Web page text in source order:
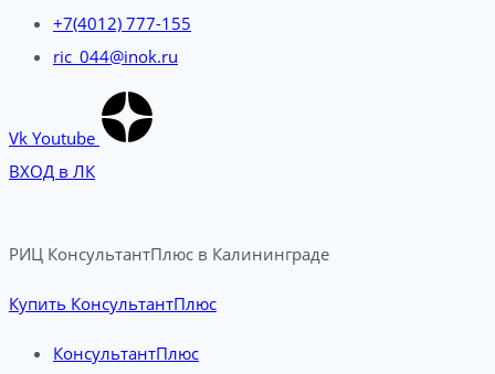
+7(4012) 777-155
ric_044@inok.ru
Vk Youtube
ВХОД в ЛК
РИЦ КонсультантПлюс в Калининграде​
Купить КонсультантПлюс
КонсультантПлюс